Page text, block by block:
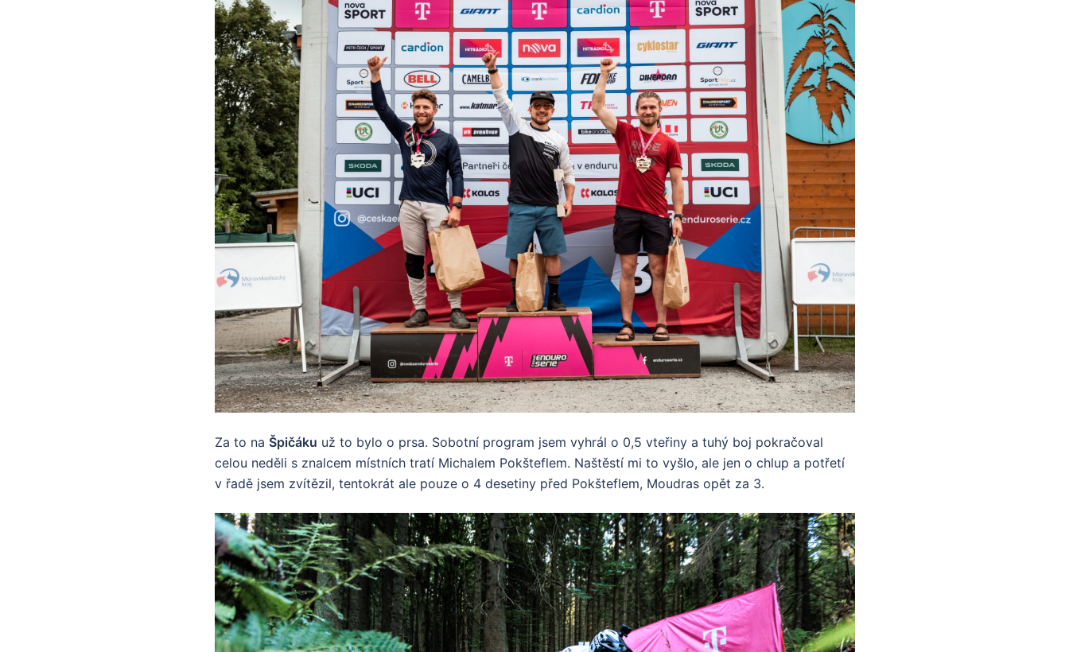
Za to na Špičáku už to bylo o prsa. Sobotní program jsem vyhrál o 0,5 vteřiny a tuhý boj pokračoval
celou neděli s znalcem místních tratí Michalem Pokšteflem. Naštěstí mi to vyšlo, ale jen o chlup a potřetí
v řadě jsem zvítězil, tentokrát ale pouze o 4 desetiny před Pokšteflem, Moudras opět za 3.